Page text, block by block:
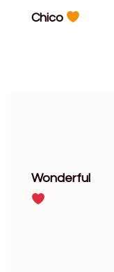
Chico
Wonderful